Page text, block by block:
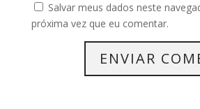
Salvar meus dados neste
próxima vez que eu comentar.